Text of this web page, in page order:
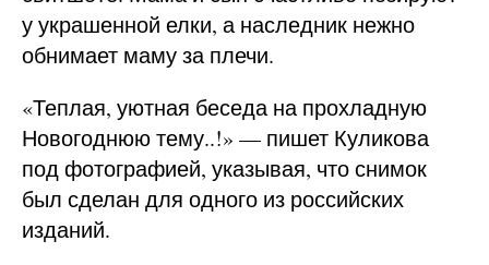
у украшенной елки, а наследник нежно
обнимает маму за плечи.
«Теплая, уютная беседа на прохладную
Новогоднюю тему..!» — пишет Куликова
под фотографией, указывая, что снимок
был сделан для одного из российских
изданий.